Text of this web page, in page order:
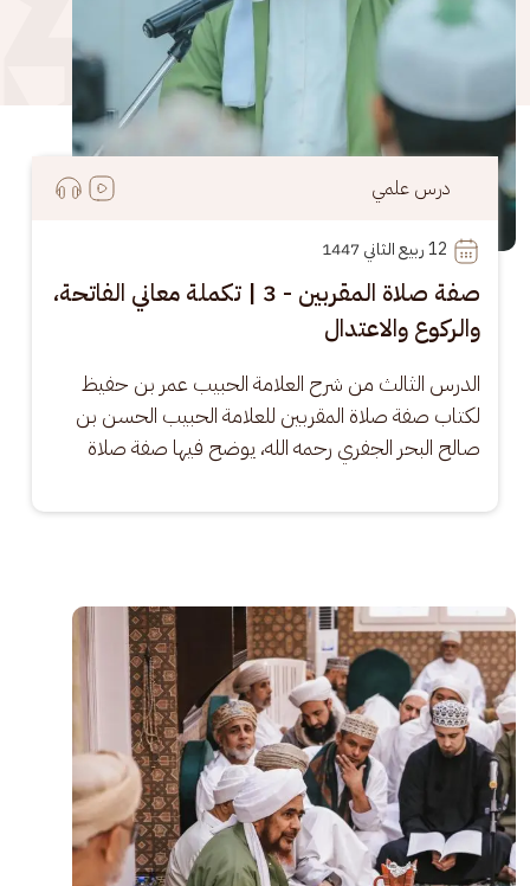
درس علمي
12
صفة صلاة المقربين - 3 | تكملة معاني الفاتحة،
والركوع والاعتدال
الدرس الثالث من شرح العلامة الحبيب عمر بن حفيظ
لكتاب صفة صلاة المقربين للعلامة الحبيب الحسن بن
صالح البحر الجفري رحمه الله، يوضح فيها صفة صلاة
الصورة